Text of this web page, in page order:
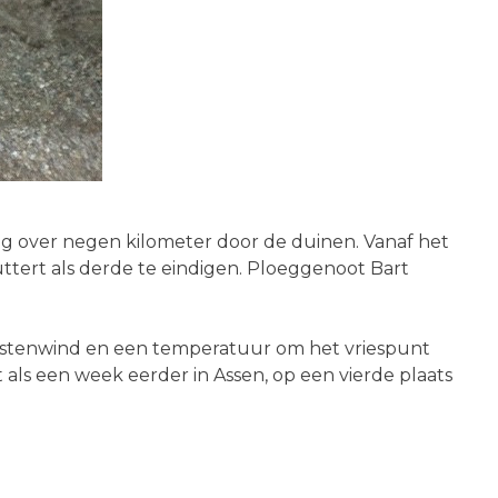
over negen kilometer door de duinen. Vanaf het
als derde te eindigen. Ploeggenoot Bart
en een temperatuur om het vriespunt
een week eerder in Assen, op een vierde plaats